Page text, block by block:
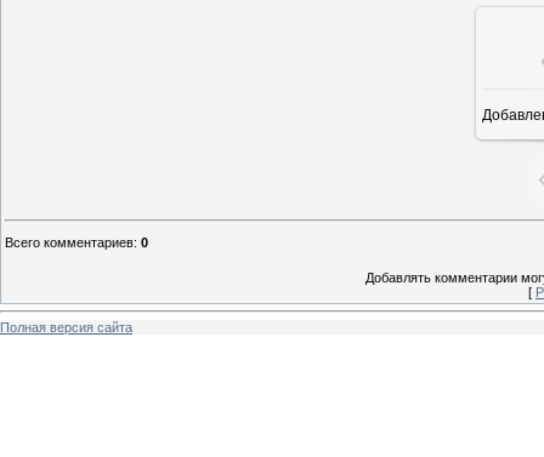
Всего комментариев: 0
Добавлять комментарии
[
Полная версия сайта